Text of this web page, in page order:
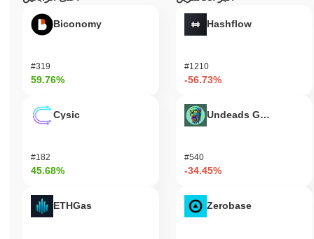
Biconomy
#319
59.76%
Cysic
#182
45.68%
ETHGas
Hashflow
#1210
-56.73%
Undeads Games
#540
-34.45%
Zerobase